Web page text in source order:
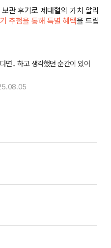
관 후기로 제대혈의 가치 알리
추첨을 통해 특별 혜택을 드립
면.. 하고 생각했던 순간이 있어